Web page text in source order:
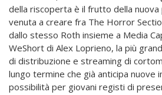
della riscoperta è il frutto della
venuta a creare fra The Horror
dallo stesso Roth insieme a Media
WeShort di Alex Loprieno, la più
di distribuzione e streaming di
lungo termine che già anticipa nuove
possibilità per giovani registi di